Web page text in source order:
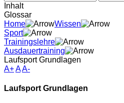
Inhalt
Glossar
Home
Wissen
Sport
Trainingslehre
Ausdauertraining
Laufsport Grundlagen
A+AA-
Laufsport Grundlagen